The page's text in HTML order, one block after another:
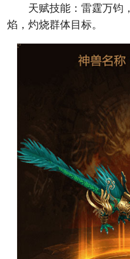
天赋技能：雷霆万钧
焰，灼烧群体目标。